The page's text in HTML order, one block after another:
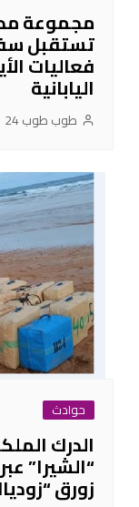
مجموعة
تستقبل
فعاليات
اليابانية
طوب طوب 24
حوادث
الدرك
“الشيرا”
زورق “زودياك” و65